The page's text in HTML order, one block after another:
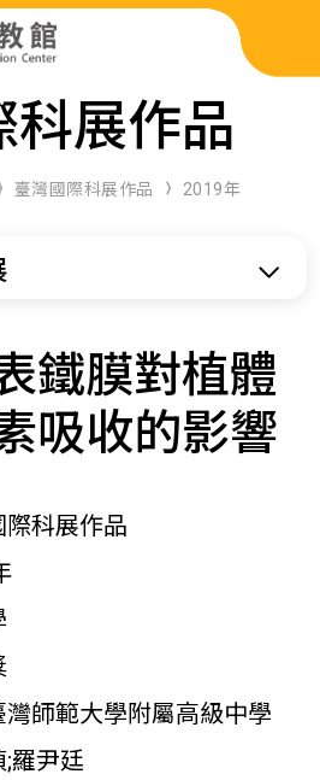
科展作品
臺灣國際科展作品 2019年
鐵膜對植體
吸收的影響
際科展作品
灣師範大學附屬高級中學
;羅尹廷